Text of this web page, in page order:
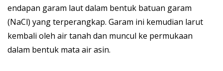
endapan garam laut dalam bentuk batuan garam
(NaCl) yang terperangkap. Garam ini kemudian larut
kembali oleh air tanah dan muncul ke permukaan
dalam bentuk mata air asin.